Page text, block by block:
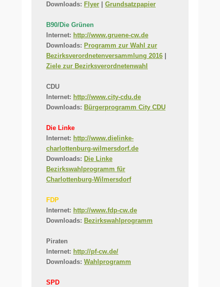
Downloads: Flyer Grundsatzpapier
B90/Die Grünen
Internet: http://www.gruene-cw.de
Downloads: Programm zur Wahl zur
Bezirksverordnetenversammlung 2016
Ziele zur Bezirksverordnetenwahl
CDU
Internet: http://www.city-cdu.de
Downloads: Bürgerprogramm City CDU
Die Linke
Internet: http://www.dielinke-
charlottenburg-wilmersdorf.de
Downloads: Die Linke
Bezirkswahlprogramm für
Charlottenburg-Wilmersdorf
FDP
Internet: http://www.fdp-cw.de
Downloads: Bezirkswahlprogramm
Piraten
Internet: http://pf-cw.de/
Downloads: Wahlprogramm
SPD